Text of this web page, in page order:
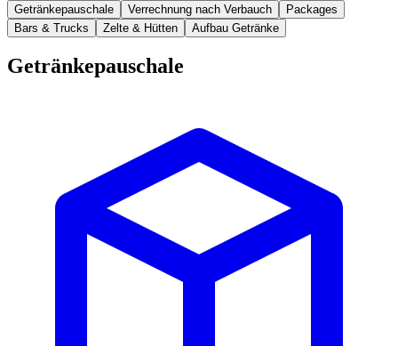
Getränkepauschale Verrechnung nach Verbauch
Packages
Bars & Trucks
Zelte & Hütten Aufbau Getränke
Getränkepauschale